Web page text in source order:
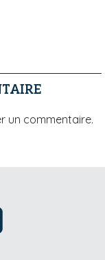
un commentaire.